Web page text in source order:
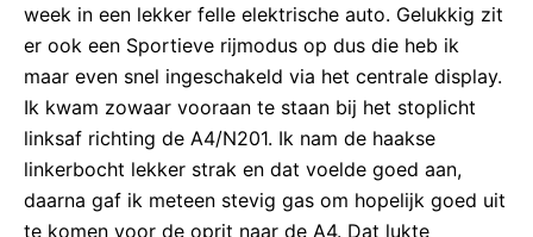
week in een lekker felle elektrische auto. Gelukkig zit
er ook een Sportieve rijmodus op dus die heb ik
maar even snel ingeschakeld via het centrale display.
Ik kwam zowaar vooraan te staan bij het stoplicht
linksaf richting de A4/N201. Ik nam de haakse
linkerbocht lekker strak en dat voelde goed aan,
daarna gaf ik meteen stevig gas om hopelijk goed uit
te komen voor de oprit naar de A4. Dat lukte